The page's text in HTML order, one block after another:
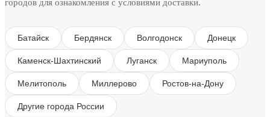
городов для ознакомления с условиями доставки.
Батайск Бердянск Волгодонск Донецк
Каменск-Шахтинский Луганск Мариуполь
Мелитополь Миллерово Ростов-на-Дону
Другие города России